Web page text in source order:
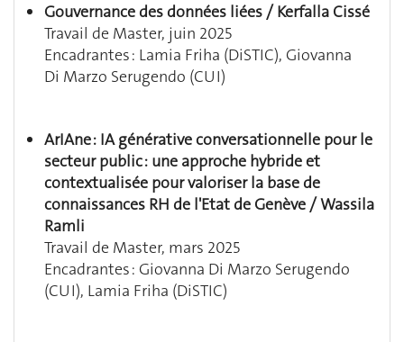
Gouvernance des données liées / Kerfalla Cissé
Travail de Master, juin 2025
Encadrantes : Lamia Friha (DiSTIC), Giovanna
Di Marzo Serugendo (CUI)
ArIAne : IA générative conversationnelle pour le
secteur public : une approche hybride et
contextualisée pour valoriser la base de
connaissances RH de l'Etat de Genève / Wassila
Ramli
Travail de Master, mars 2025
Encadrantes : Giovanna Di Marzo Serugendo
(CUI), Lamia Friha (DiSTIC)